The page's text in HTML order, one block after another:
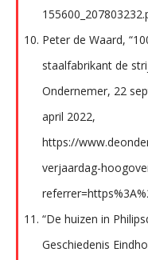
Peter de Waard,
staalfabrikant de
Ondernemer, 22
april 2022,
https://
verjaardag-
“De huizen in
Geschiedenis